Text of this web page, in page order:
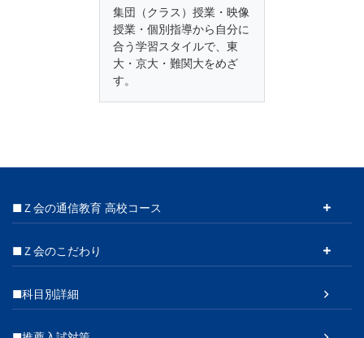
集団（クラス）授業・映像
授業・個別指導から自分に
合う学習スタイルで、東
大・京大・難関大をめざ
す。
■Ｚ会の通信教育 高校コース
■Ｚ会のこだわり
■科目別詳細